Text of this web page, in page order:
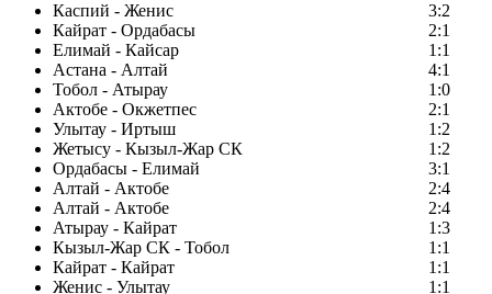
Каспий - Женис
3:2
Кайрат - Ордабасы
2:1
Елимай - Кайсар
1:1
Астана - Алтай
4:1
Тобол - Атырау
1:0
Актобе - Окжетпес
2:1
Улытау - Иртыш
1:2
Жетысу - Кызыл-Жар СК
1:2
Ордабасы - Елимай
3:1
Алтай - Актобе
2:4
Алтай - Актобе
2:4
Атырау - Кайрат
1:3
Кызыл-Жар СК - Тобол
1:1
Кайрат - Кайрат
1:1
Женис - Улытау
1:1